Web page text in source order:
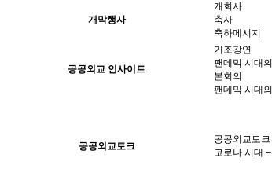
개막행사
개회사
축사
축하메시지
공공외교 인사이트
기조강연
팬데믹 시대
본회의
팬데믹 시대
공공외교토크
공공외교토
코로나 시대